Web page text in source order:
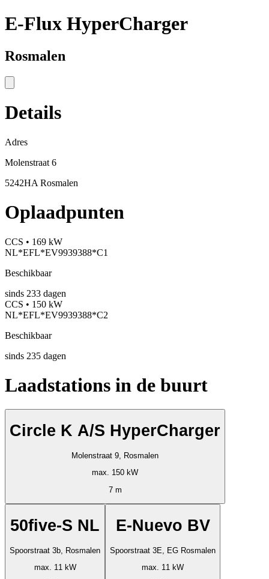
E-Flux HyperCharger
Rosmalen
Details
Adres
Molenstraat 6
5242HA Rosmalen
Oplaadpunten
CCS • 169 kW
NL*EFL*EV9939388*C1
Beschikbaar
sinds 233 dagen
CCS • 150 kW
NL*EFL*EV9939388*C2
Beschikbaar
sinds 235 dagen
Laadstations in de buurt
Circle K A/S HyperCharger
Molenstraat 9, Rosmalen
max. 150 kW
7 m
50five-S NL
Spoorstraat 3b, Rosmalen
max. 11 kW
E-Nuevo BV
Spoorstraat 3E, EG Rosmalen
max. 11 kW